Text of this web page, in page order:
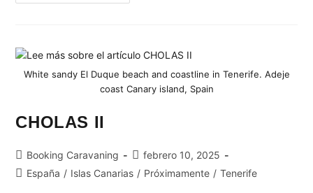
White sandy El Duque beach and coastline in Tenerife. Adeje
coast Canary island, Spain
CHOLAS II
Booking Caravaning
febrero 10, 2025
España / Islas Canarias / Próximamente / Tenerife